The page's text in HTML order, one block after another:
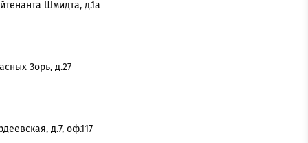
Шмидта, д.1а
Зорь, д.27
д.7, оф.117